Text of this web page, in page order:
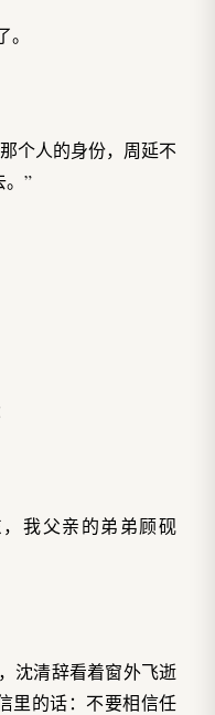
个人的身份，周延不
。”
我父亲的弟弟顾砚
沈清辞看着窗外飞逝
里的话：不要相信任